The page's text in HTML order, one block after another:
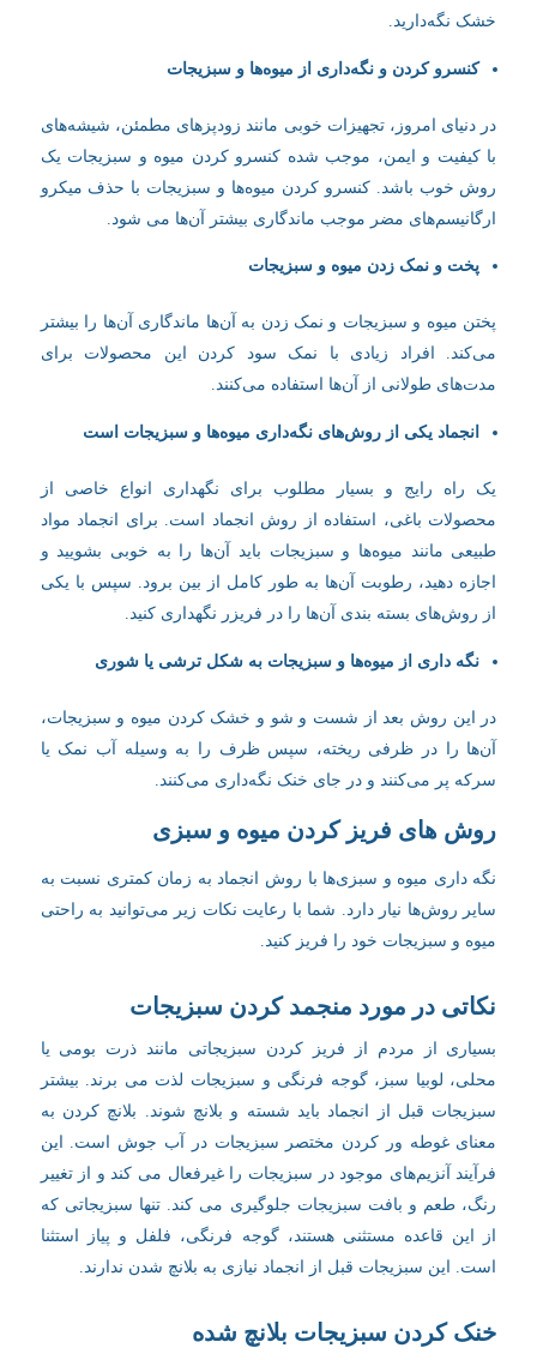
خشک نگه‌دارید.
کنسرو کردن و نگه‌داری از میوه‌ها و سبزیجات‌
در دنیای امروز، تجهیزات خوبی مانند زودپز‌های مطمئن، شیشه‌های
با کیفیت و ایمن، موجب شده کنسرو کردن میوه و سبزیجات یک
روش خوب باشد. کنسرو کردن میوه‌ها و سبزیجات با حذف میکرو
ارگانیسم‌های مضر موجب ماندگاری بیشتر آن‌ها می شود.
پخت و نمک زدن میوه و سبزیجات
پختن میوه و سبزیجات و نمک زدن به آن‌ها ماندگاری آن‌ها را بیشتر
می‌کند. افراد زیادی با نمک سود کردن این محصولات برای
مدت‌های طولانی از آن‌ها استفاده می‌کنند.
انجماد یکی از روش‌های نگه‌داری میوه‌ها و سبزیجات است
یک راه رایج و بسیار مطلوب برای نگهداری انواع خاصی از
محصولات باغی، استفاده از روش انجماد است. برای انجماد مواد
طبیعی مانند میوه‌ها و سبزیجات باید آن‌ها را به خوبی بشویید و
اجازه دهید، رطوبت آن‌ها به طور کامل از بین برود. سپس با یکی
از روش‌های بسته بندی آن‌ها را در فریزر نگهداری کنید.
نگه داری از میوه‌ها و سبزیجات به شکل ترشی یا شوری
در این روش بعد از شست و شو و خشک کردن میوه و سبزیجات،
آن‌ها را در ظرفی ریخته، سپس ظرف را به وسیله آب نمک یا
سرکه پر می‌کنند و در جای خنک نگه‌داری می‌کنند.
روش های فریز کردن میوه و سبزی
نگه داری میوه و سبزی‌ها با روش انجماد به زمان کمتری نسبت به
سایر روش‌ها نیار دارد. شما با رعایت نکات زیر می‌توانید به راحتی
میوه و سبزیجات خود را فریز کنید.
نکاتی در مورد منجمد کردن سبزیجات
بسیاری از مردم از فریز کردن سبزیجاتی مانند ذرت بومی یا
محلی، لوبیا سبز، گوجه فرنگی و سبزیجات لذت می برند. بیشتر
سبزیجات قبل از انجماد باید شسته و بلانچ شوند. بلانچ کردن به
معنای غوطه ور کردن مختصر سبزیجات در آب جوش است. این
فرآیند آنزیم‌های موجود در سبزیجات را غیرفعال می ‌کند و از تغییر
رنگ، طعم و بافت سبزیجات جلوگیری می کند. تنها سبزیجاتی که
از این قاعده مستثنی هستند، گوجه فرنگی، فلفل و پیاز استثنا
است. این سبزیجات قبل از انجماد نیازی به بلانچ شدن ندارند.
خنک کردن سبزیجات بلانچ شده